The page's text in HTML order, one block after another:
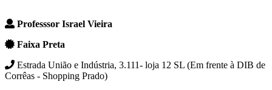
Professsor Israel Vieira
Faixa Preta
Estrada União e Indústria, 3.111- loja 12 SL (Em frente à DIB de
Corrêas - Shopping Prado)